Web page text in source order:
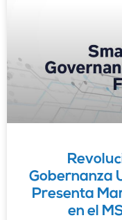
Gobernanza
Presenta
en el